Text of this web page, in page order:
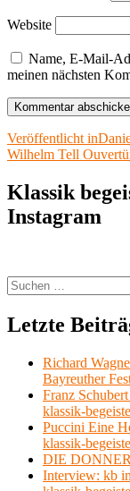
Website
Name, E-Mail-
meinen nächsten
Veröffentlicht in
Wilhelm Tell
Klassik
Instagram
Suchen
nach:
Letzte
Richard
Bayreuther
Franz
klassik-
Puccini Eine
klassik-
DIE
Interview: kb